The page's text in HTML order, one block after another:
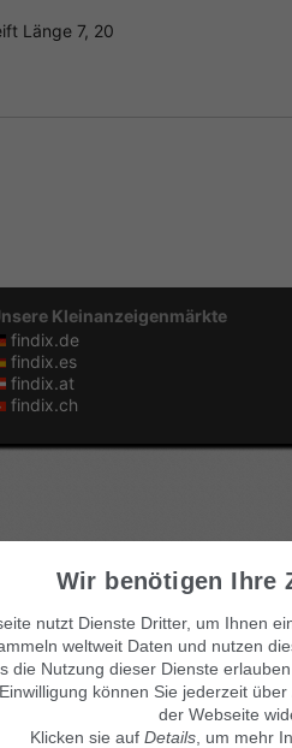
Länge 7, 20
Kleinanzeigenmärkte
findix.de
findix.es
findix.at
findix.ch
Wir benötigen Ihre
nutzt Dienste Dritter, um Ihnen
weltweit Daten und nutzen
die Nutzung dieser Dienste
können Sie jederzeit über
der Webseite
Klicken sie auf Details, um mehr